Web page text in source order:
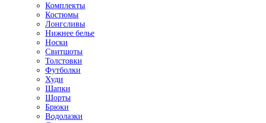
Комплекты
Костюмы
Лонгсливы
Нижнее белье
Носки
Свитшоты
Толстовки
Футболки
Худи
Шапки
Шорты
Брюки
Водолазки